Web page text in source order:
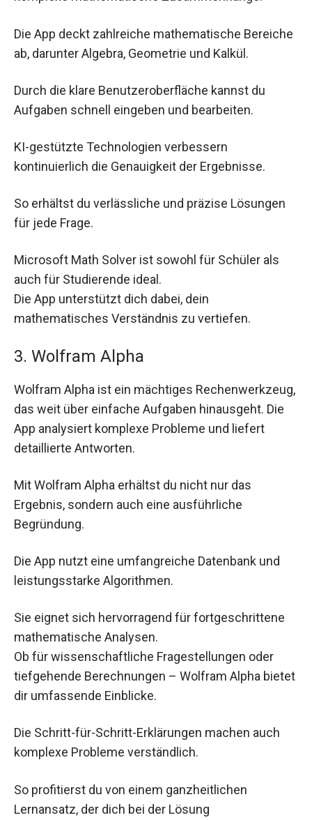
Die App deckt zahlreiche mathematische Bereiche
ab, darunter Algebra, Geometrie und Kalkül.
Durch die klare Benutzeroberfläche kannst du
Aufgaben schnell eingeben und bearbeiten.
KI-gestützte Technologien verbessern
kontinuierlich die Genauigkeit der Ergebnisse.
So erhältst du verlässliche und präzise Lösungen
für jede Frage.
Microsoft Math Solver ist sowohl für Schüler als
auch für Studierende ideal.
Die App unterstützt dich dabei, dein
mathematisches Verständnis zu vertiefen.
3. Wolfram Alpha
Wolfram Alpha ist ein mächtiges Rechenwerkzeug,
das weit über einfache Aufgaben hinausgeht. Die
App analysiert komplexe Probleme und liefert
detaillierte Antworten.
Mit Wolfram Alpha erhältst du nicht nur das
Ergebnis, sondern auch eine ausführliche
Begründung.
Die App nutzt eine umfangreiche Datenbank und
leistungsstarke Algorithmen.
Sie eignet sich hervorragend für fortgeschrittene
mathematische Analysen.
Ob für wissenschaftliche Fragestellungen oder
tiefgehende Berechnungen – Wolfram Alpha bietet
dir umfassende Einblicke.
Die Schritt-für-Schritt-Erklärungen machen auch
komplexe Probleme verständlich.
So profitierst du von einem ganzheitlichen
Lernansatz, der dich bei der Lösung